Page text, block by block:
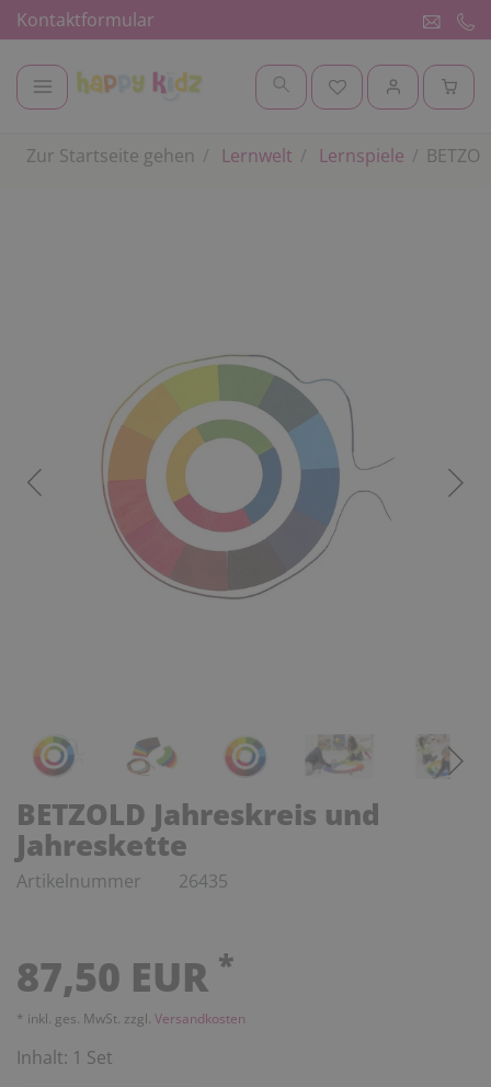
Kontaktformular
Zur Startseite gehen Lernwelt Lernspiele
BETZOLD Jahreskreis und
Jahreskette
Artikelnummer 26435
87,50 EUR *
* inkl. ges. MwSt. zzgl. Versandkosten
Inhalt: 1 Set